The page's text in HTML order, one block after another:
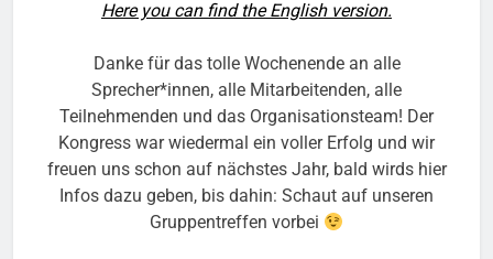
Here you can find the English version.
Danke für das tolle Wochenende an alle
Sprecher*innen, alle Mitarbeitenden, alle
Teilnehmenden und das Organisationsteam! Der
Kongress war wiedermal ein voller Erfolg und wir
freuen uns schon auf nächstes Jahr, bald wirds hier
Infos dazu geben, bis dahin: Schaut auf unseren
Gruppentreffen vorbei